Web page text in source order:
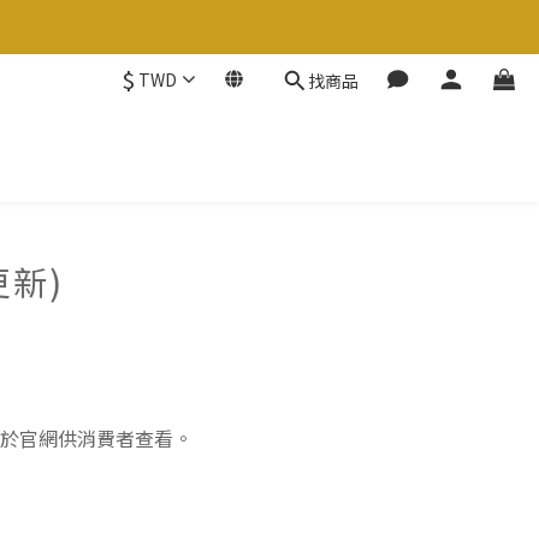
$ TWD 找商品
新)
官網供消費者查看。